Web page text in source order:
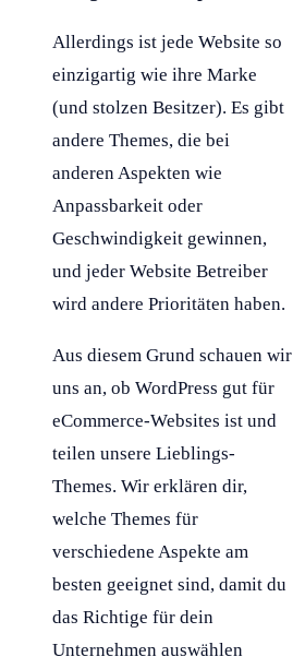
Allerdings ist jede Website so
einzigartig wie ihre Marke
(und stolzen Besitzer). Es gibt
andere Themes, die bei
anderen Aspekten wie
Anpassbarkeit oder
Geschwindigkeit gewinnen,
und jeder Website Betreiber
wird andere Prioritäten haben.
Aus diesem Grund schauen wir
uns an, ob WordPress gut für
eCommerce-Websites ist und
teilen unsere Lieblings-
Themes. Wir erklären dir,
welche Themes für
verschiedene Aspekte am
besten geeignet sind, damit du
das Richtige für dein
Unternehmen auswählen